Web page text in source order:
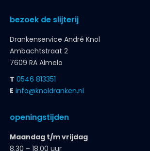
bezoek de slijterij
Drankenservice André Knol
Ambachtstraat 2
7609 RA Almelo
T 0546 813351
E info@knoldranken.nl
openingstijden
Maandag t/m vrijdag
8.30 – 18.00 uur